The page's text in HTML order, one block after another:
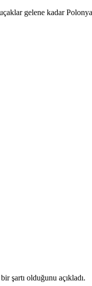
gelene kadar
şartı olduğunu açıkladı.